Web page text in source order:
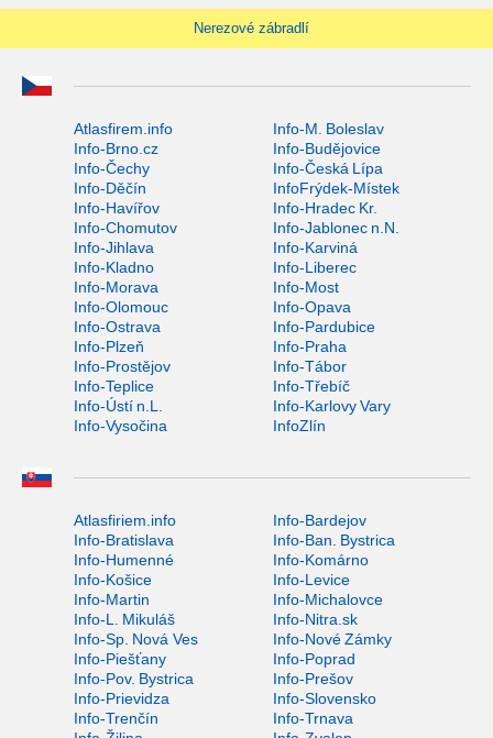
Nerezové zábradlí
Atlasfirem.info
Info-M. Boleslav
Info-Brno.cz
Info-Budějovice
Info-Čechy
Info-Česká Lípa
Info-Děčín
InfoFrýdek-Místek
Info-Havířov
Info-Hradec Kr.
Info-Chomutov
Info-Jablonec n.N.
Info-Jihlava
Info-Karviná
Info-Kladno
Info-Liberec
Info-Morava
Info-Most
Info-Olomouc
Info-Opava
Info-Ostrava
Info-Pardubice
Info-Plzeň
Info-Praha
Info-Prostějov
Info-Tábor
Info-Teplice
Info-Třebíč
Info-Ústí n.L.
Info-Karlovy Vary
Info-Vysočina
InfoZlín
Atlasfiriem.info
Info-Bardejov
Info-Bratislava
Info-Ban. Bystrica
Info-Humenné
Info-Komárno
Info-Košice
Info-Levice
Info-Martin
Info-Michalovce
Info-L. Mikuláš
Info-Nitra.sk
Info-Sp. Nová Ves
Info-Nové Zámky
Info-Piešťany
Info-Poprad
Info-Pov. Bystrica
Info-Prešov
Info-Prievidza
Info-Slovensko
Info-Trenčín
Info-Trnava